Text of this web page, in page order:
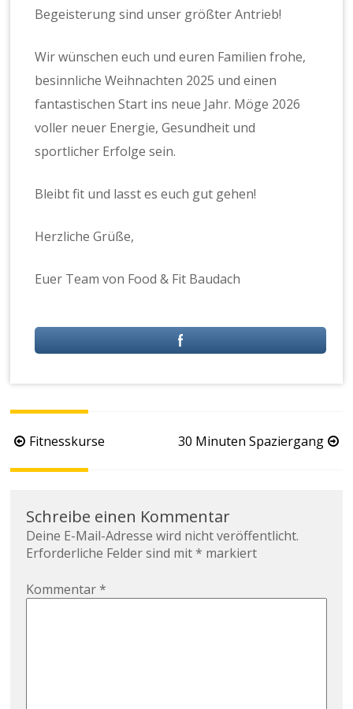
Begeisterung sind unser größter Antrieb!
Wir wünschen euch und euren Familien frohe,
besinnliche Weihnachten 2025 und einen
fantastischen Start ins neue Jahr. Möge 2026
voller neuer Energie, Gesundheit und
sportlicher Erfolge sein.
Bleibt fit und lasst es euch gut gehen!
Herzliche Grüße,
Euer Team von Food & Fit Baudach
Fitnesskurse 30 Minuten Spaziergang
Schreibe einen Kommentar
Deine E-Mail-Adresse wird nicht veröffentlicht.
Erforderliche Felder sind mit* markiert
Kommentar*